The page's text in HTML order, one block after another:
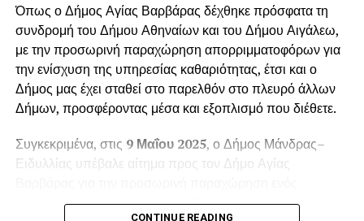
Όπως ο Δήμος Αγίας Βαρβάρας δέχθηκε πρόσφατα τη
συνδρομή του Δήμου Αθηναίων και του Δήμου Αιγάλεω,
με την προσωρινή παραχώρηση απορριμματοφόρων για
την ενίσχυση της υπηρεσίας καθαριότητας, έτσι και ο
Δήμος μας έχει σταθεί στο παρελθόν στο πλευρό άλλων
Δήμων, προσφέροντας μέσα και εξοπλισμό που διέθετε.
Συγκεκριμένα, στις 9 Μαΐου 2025, ο Δήμος Μάνδρας–
Ειδυλλίας υπέβαλε αίτημα προς τον Δήμο Αγίας
απορριμματοφόρου οχήματος. Το αίτημα
CONTINUE READING